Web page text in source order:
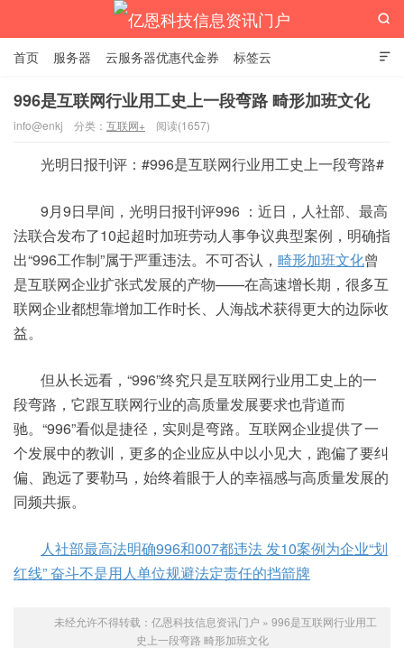

首页 服务器 云服务器优惠代金券 标签云

996是互联网行业用工史上一段弯路 畸形加班文化
info@enkj 分类： 互联网+ 阅读(1657)
光明日报刊评：#996是互联网行业用工史上一段弯路#
9月9日早间，光明日报刊评996 ：近日，人社部、最高
法联合发布了10起超时加班劳动人事争议典型案例，明确指
出“996工作制”属于严重违法。不可否认， 畸形加班文化曾
是互联网企业扩张式发展的产物——在高速增长期，很多互
联网企业都想靠增加工作时长、人海战术获得更大的边际收
益。
但从长远看，“996”终究只是互联网行业用工史上的一
段弯路，它跟互联网行业的高质量发展要求也背道而
驰。“996”看似是捷径，实则是弯路。互联网企业提供了一
个发展中的教训，更多的企业应从中以小见大，跑偏了要纠
偏、跑远了要勒马，始终着眼于人的幸福感与高质量发展的
同频共振。
人社部最高法明确996和007都违法 发10案例为企业“划
红线” 奋斗不是用人单位规避法定责任的挡箭牌
未经允许不得转载： 亿恩科技信息资讯门户 » 996是互联网行业用工
史上一段弯路 畸形加班文化